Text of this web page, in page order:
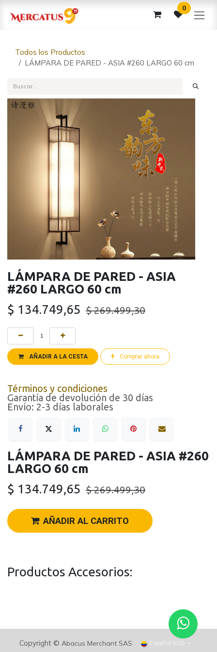
0
Todos los Productos
LÁMPARA DE PARED - ASIA #260 LARGO 60 cm
LÁMPARA DE PARED - ASIA
#260 LARGO 60 cm
$ 134.749,65 $269.499,30
AÑADIR A LA CESTA Comprar ahora
Términos y condiciones
Garantía de devolución de 30 días
Envío: 2-3 días laborales
LÁMPARA DE PARED - ASIA #260
LARGO 60 cm
$ 134.749,65 $269.499,30
AÑADIR AL CARRITO
Productos Accesorios:
Copyright © Abacus Merchant SAS Español (CO)